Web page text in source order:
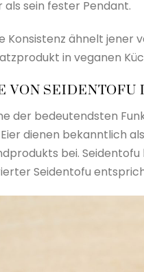
als sein fester Pendant.
Konsistenz ähnelt jener
in veganen
VON SEIDENTOFU
der bedeutendsten
dienen bekanntlich
bei.
Seidentofu